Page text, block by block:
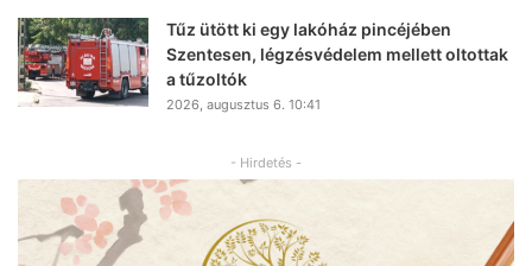
Tűz ütött ki egy lakóház pincéjében
Szentesen, légzésvédelem mellett oltottak
a tűzoltók
2026, augusztus 6. 10:41
- Hirdetés -